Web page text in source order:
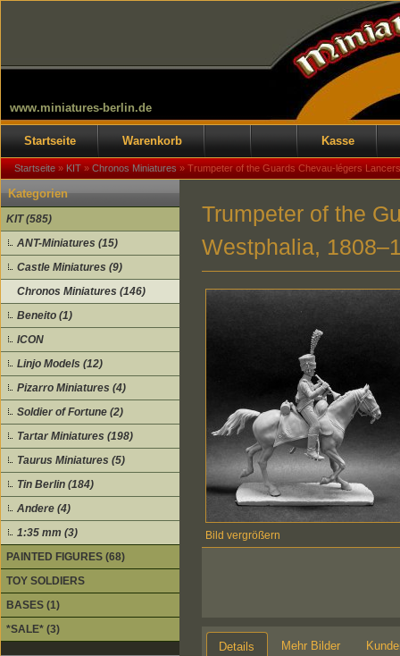
www.miniatures-berlin.de
Startseite Warenkorb Kasse
Startseite»KIT»Chronos Miniatures»Trumpeter of the Guards Chevau-légers
Kategorien
KIT (585)
ANT-Miniatures (15)
Castle Miniatures (9)
Chronos Miniatures (146)
Beneito (1)
ICON
Linjo Models (12)
Pizarro Miniatures (4)
Soldier of Fortune (2)
Tartar Miniatures (198)
Taurus Miniatures (5)
Tin Berlin (184)
Andere (4)
1:35 mm (3)
PAINTED FIGURES (68)
TOY SOLDIERS
BASES (1)
*SALE* (3)
Trumpeter of the
Westphalia,
Bild vergrößern
Details Mehr Bilder